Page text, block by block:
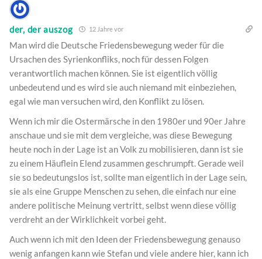
der, der auszog 12 Jahre vor
Man wird die Deutsche Friedensbewegung weder für die
Ursachen des Syrienkonfliks, noch für dessen Folgen
verantwortlich machen können. Sie ist eigentlich völlig
unbedeutend und es wird sie auch niemand mit einbeziehen,
egal wie man versuchen wird, den Konflikt zu lösen.
Wenn ich mir die Ostermärsche in den 1980er und 90er Jahre
anschaue und sie mit dem vergleiche, was diese Bewegung
heute noch in der Lage ist an Volk zu mobilisieren, dann ist sie
zu einem Häuflein Elend zusammen geschrumpft. Gerade weil
sie so bedeutungslos ist, sollte man eigentlich in der Lage sein,
sie als eine Gruppe Menschen zu sehen, die einfach nur eine
andere politische Meinung vertritt, selbst wenn diese völlig
verdreht an der Wirklichkeit vorbei geht.
Auch wenn ich mit den Ideen der Friedensbewegung genauso
wenig anfangen kann wie Stefan und viele andere hier, kann ich